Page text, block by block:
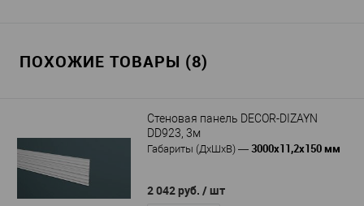
ПОХОЖИЕ ТОВАРЫ (8)
Стеновая панель DECOR-DIZAYN
DD923, 3м
Габариты (ДхШхВ) — 3000х11,2х150 мм
2 042 руб. / шт